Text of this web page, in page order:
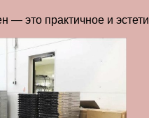
— это практичное и